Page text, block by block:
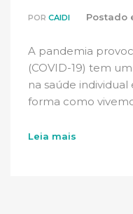
POR CAIDI Postado
A pandemia
(COVID-19) tem
na saúde
forma como
Leia mais